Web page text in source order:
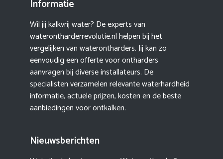
Informatie
Wil jij kalkvrij water? De experts van
waterontharderrevolutie.nl helpen bij het
vergelijken van waterontharders. Jij kan zo
eenvoudig een offerte voor ontharders
aanvragen bij diverse installateurs. De
specialisten verzamelen relevante waterhardheid
informatie, actuele prijzen, kosten en de beste
aanbiedingen voor ontkalken.
Nieuwsberichten